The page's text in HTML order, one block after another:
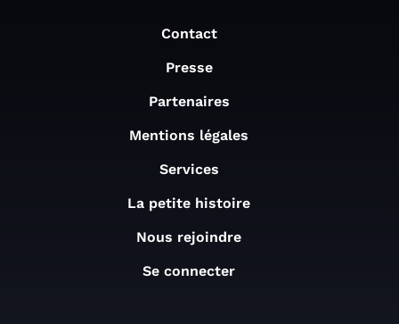
Contact
Presse
Partenaires
Mentions légales
Services
La petite histoire
Nous rejoindre
Se connecter